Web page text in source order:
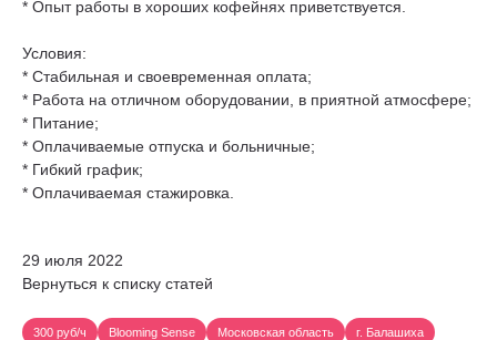
* Опыт работы в хороших кофейнях приветствуется.
Условия:
* Стабильная и своевременная оплата;
* Работа на отличном оборудовании, в приятной атмосфере;
* Питание;
* Оплачиваемые отпуска и больничные;
* Гибкий график;
* Оплачиваемая стажировка.
29 июля 2022
Вернуться к списку статей
300 руб/ч Blooming Sense Московская область г. Балашиха